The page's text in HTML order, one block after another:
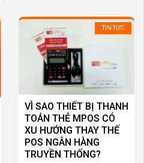
TIN TỨC
VÌ SAO THIẾT BỊ THANH
TOÁN THẺ MPOS CÓ
XU HƯỚNG THAY THẾ
POS NGÂN HÀNG
TRUYỀN THỐNG?